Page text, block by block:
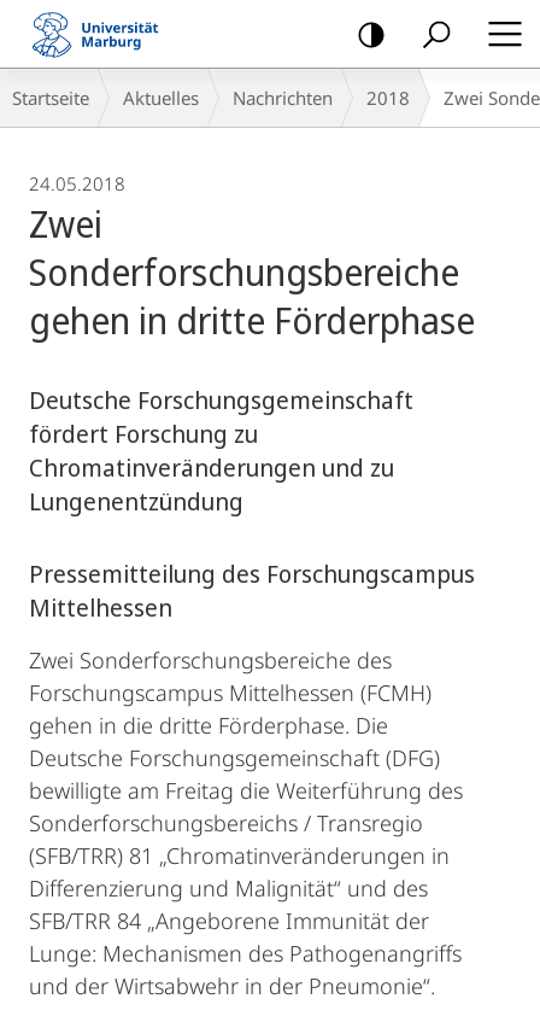
Mobile-
Navigation
Breadcrumb-
Navigation
Startseite Aktuelles Nachrichten 2018 Zwei
24.05.2018
Zwei
Sonderforschungsbereiche
gehen in dritte Förderphase
Deutsche Forschungsgemeinschaft
fördert Forschung zu
Chromatinveränderungen und zu
Lungenentzündung
Pressemitteilung des Forschungscampus
Mittelhessen
Zwei Sonderforschungsbereiche des
Forschungscampus Mittelhessen (FCMH)
gehen in die dritte Förderphase. Die
Deutsche Forschungsgemeinschaft (DFG)
bewilligte am Freitag die Weiterführung des
Sonderforschungsbereichs / Transregio
(SFB/TRR) 81 „Chromatinveränderungen in
Differenzierung und Malignität“ und des
SFB/TRR 84 „Angeborene Immunität der
Lunge: Mechanismen des Pathogenangriffs
und der Wirtsabwehr in der Pneumonie“.